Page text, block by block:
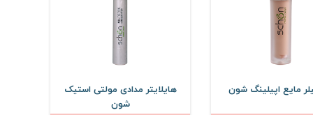
مایع اپیلینگ شون
هایلایتر مدادی مولتی استیک
شون